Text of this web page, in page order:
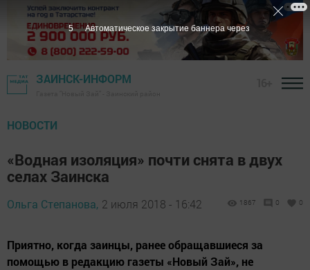
ЗАИНСК-ИНФОРМ
НОВОСТИ
«Водная изоляция» почти снята в двух
селах Заинска
Ольга Степанова, 2 июля 2018 - 16:42 1867 0 0
Приятно, когда заинцы, ранее обращавшиеся за
помощью в редакцию газеты «Новый Зай», не
4 Автоматическое закрытие баннера через